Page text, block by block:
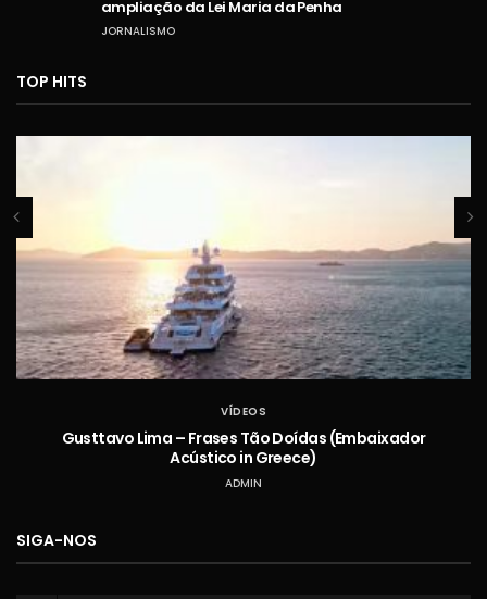
ampliação da Lei Maria da Penha
JORNALISMO
TOP HITS
VÍDEOS
Gusttavo Lima – Frases Tão Doídas (Embaixador
Acústico in Greece)
ADMIN
SIGA-NOS